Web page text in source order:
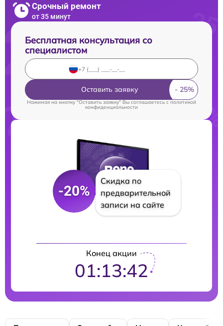
Срочный ремонт
от 35 минут
Бесплатная консультация со
специалистом
Оставить заявку
Нажимая на кнопку "Оставить заявку" Вы соглашаетесь cполитикой
конфиденциальности
-20%
Скидка по
предварительной
записи на сайте
Конец акции
01:13:42